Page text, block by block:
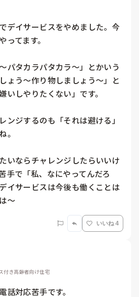
デイサービスをやめました。今
てます。
パタカラパタカラ〜」とかいう
ょう〜作り物しましょう〜」と
いしやりたくない」です。
ンジするのも「それは避ける」
。
いならチャレンジしたらいいけ
手で「私、なにやってんだろ
イサービスは今後も働くことは
〜
いいね 4
付き高齢者向け住宅
話対応苦手です。